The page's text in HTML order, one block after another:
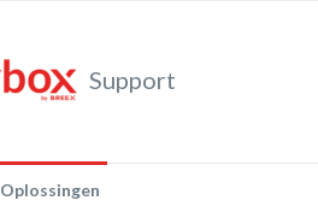
Support
Oplossingen